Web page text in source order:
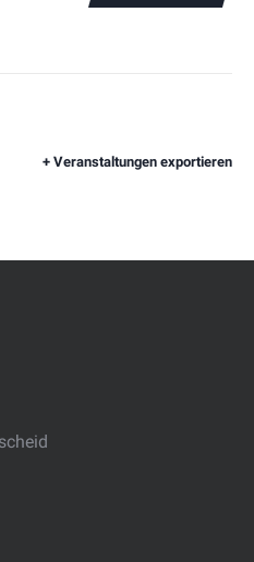
+ Veranstaltungen exportieren